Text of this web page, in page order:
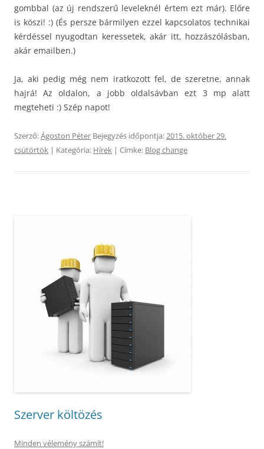
gombbal (az új rendszerű leveleknél értem ezt már). Előre
is köszi! :) (És persze bármilyen ezzel kapcsolatos technikai
kérdéssel nyugodtan keressetek, akár itt, hozzászólásban,
akár emailben.)
Ja, aki pedig még nem iratkozott fel, de szeretne, annak
hajrá! Az oldalon, a jobb oldalsávban ezt 3 mp alatt
megteheti :) Szép napot!
Szerző:Ágoston Péter Bejegyzés időpontja:2015. október 29.
csütörtök | Kategória: Hírek | Címke: Blog change
Szerver költözés
Minden vélemény számít!